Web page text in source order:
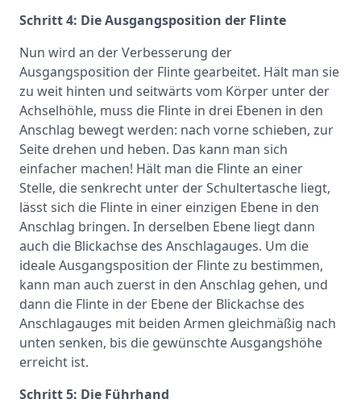
Schritt 4: Die Ausgangsposition der Flinte
Nun wird an der Verbesserung der
Ausgangsposition der Flinte gearbeitet. Hält man sie
zu weit hinten und seitwärts vom Körper unter der
Achselhöhle, muss die Flinte in drei Ebenen in den
Anschlag bewegt werden: nach vorne schieben, zur
Seite drehen und heben. Das kann man sich
einfacher machen! Hält man die Flinte an einer
Stelle, die senkrecht unter der Schultertasche liegt,
lässt sich die Flinte in einer einzigen Ebene in den
Anschlag bringen. In derselben Ebene liegt dann
auch die Blickachse des Anschlagauges. Um die
ideale Ausgangsposition der Flinte zu bestimmen,
kann man auch zuerst in den Anschlag gehen, und
dann die Flinte in der Ebene der Blickachse des
Anschlagauges mit beiden Armen gleichmäßig nach
unten senken, bis die gewünschte Ausgangshöhe
erreicht ist.
Schritt 5: Die Führhand